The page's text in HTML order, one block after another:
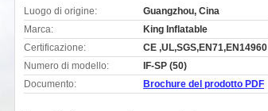
Luogo di origine:
Guangzhou, Cina
Marca:
King Inflatable
Certificazione:
CE ,UL,SGS,EN71,EN14960
Numero di modello:
IF-SP (50)
Documento:
Brochure del prodotto PDF